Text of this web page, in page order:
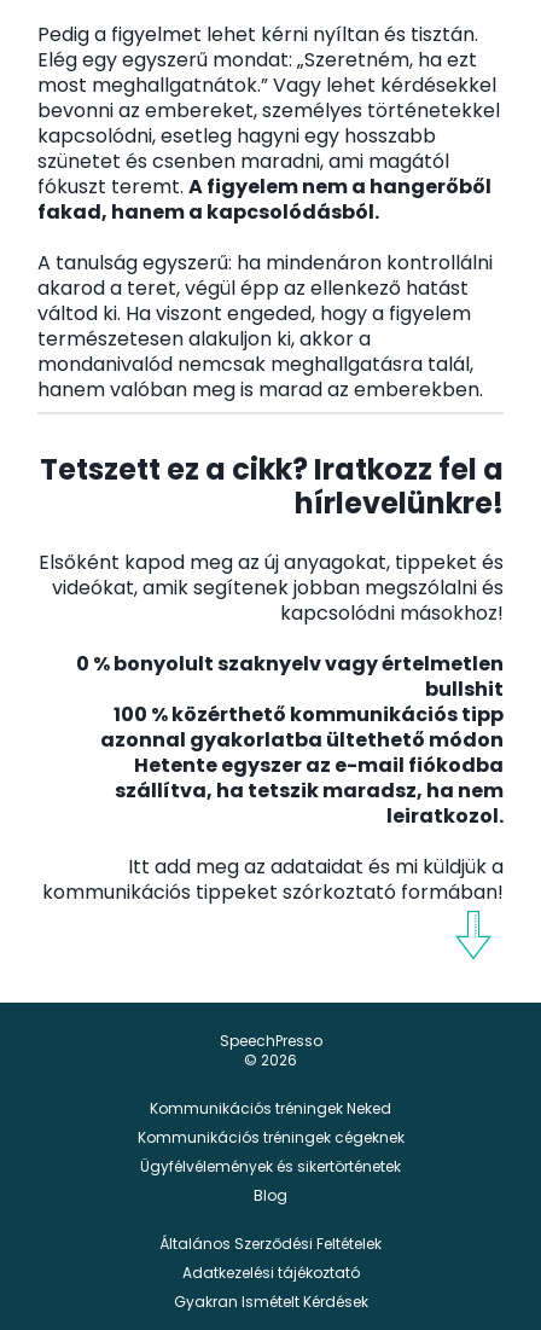
Pedig a figyelmet lehet kérni nyíltan és tisztán.
Elég egy egyszerű mondat: „Szeretném, ha ezt
most meghallgatnátok.” Vagy lehet kérdésekkel
bevonni az embereket, személyes történetekkel
kapcsolódni, esetleg hagyni egy hosszabb
szünetet és csenben maradni, ami magától
fókuszt teremt. A figyelem nem a hangerőből
fakad, hanem a kapcsolódásból.
A tanulság egyszerű: ha mindenáron kontrollálni
akarod a teret, végül épp az ellenkező hatást
váltod ki. Ha viszont engeded, hogy a figyelem
természetesen alakuljon ki, akkor a
mondanivalód nemcsak meghallgatásra talál,
hanem valóban meg is marad az emberekben.
Tetszett ez a cikk? Iratkozz fel a
hírlevelünkre!
Elsőként kapod meg az új anyagokat, tippeket és
videókat, amik segítenek jobban megszólalni és
kapcsolódni másokhoz!
0 % bonyolult szaknyelv vagy értelmetlen
bullshit
100 % közérthető kommunikációs tipp
azonnal gyakorlatba ültethető módon
Hetente egyszer az e-mail fiókodba
szállítva, ha tetszik maradsz, ha nem
leiratkozol.
Itt add meg az adataidat és mi küldjük a
kommunikációs tippeket szórkoztató formában!
SpeechPresso
© 2026
Kommunikációs tréningek Neked
Kommunikációs tréningek cégeknek
Ügyfélvélemények és sikertörténetek
Blog
Általános Szerződési Feltételek
Adatkezelési tájékoztató
Gyakran Ismételt Kérdések